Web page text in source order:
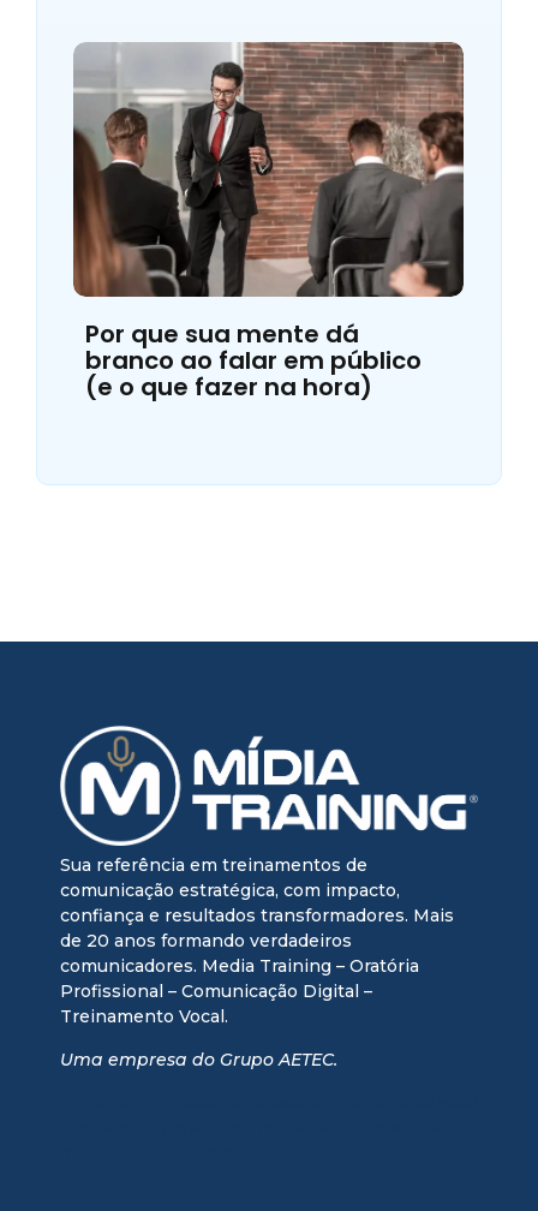
Por que sua mente dá
branco ao falar em público
(e o que fazer na hora)
Sua referência em treinamentos de
comunicação estratégica, com impacto,
confiança e resultados transformadores. Mais
de 20 anos formando verdadeiros
comunicadores. Media Training – Oratória
Profissional – Comunicação Digital –
Treinamento Vocal.
Uma empresa do Grupo AETEC.